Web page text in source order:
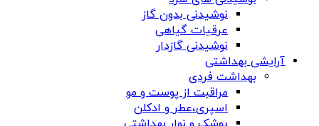
نوشیدنی بدون گاز
عرقیات گیاهی
نوشیدنی گازدار
آرایشی بهداشتی
بهداشت فردی
مراقبت از پوست و مو
اسپری،عطر و ادکلن